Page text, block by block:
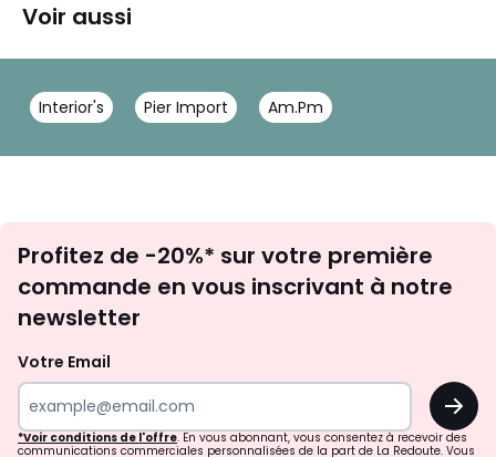
Voir aussi
Interior's Pier Import Am.Pm
newsletter
Profitez de -20%* sur votre première
commande en vous inscrivant à notre
newsletter
Votre Email
OK
*Voir conditions de l'offre. En vous abonnant, vous consentez à recevoir des
communications commerciales personnalisées de la part de La Redoute. Vous